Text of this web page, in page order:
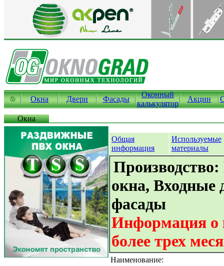
Окна Двери Фасады
Оконный
калькулятор
Акции
Окна
Общая
информация
Используемые
материалы
окна, Входные
фасады
Информация о
более трех
Наименование: